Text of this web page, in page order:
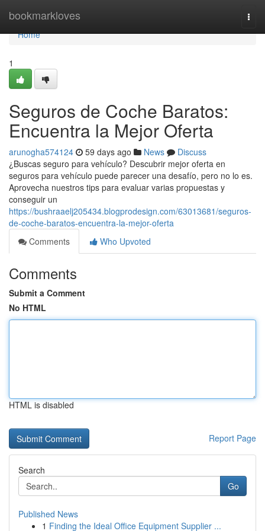
bookmarkloves
Home
Home
1
Seguros de Coche Baratos:
Encuentra la Mejor Oferta
arunogha574124 59 days ago News
Discuss
¿Buscas seguro para vehículo? Descubrir mejor oferta en
seguros para vehículo puede parecer una desafío, pero no lo es.
Aprovecha nuestros tips para evaluar varias propuestas y
conseguir un
https://bushraaelj205434.blogprodesign.com/63013681/seguros-
de-coche-baratos-encuentra-la-mejor-oferta
Comments
Who Upvoted
Comments
Submit a Comment
No HTML
HTML is disabled
Report Page
Search
Go
Published News
1 Finding the Ideal Office Equipment Supplier ...